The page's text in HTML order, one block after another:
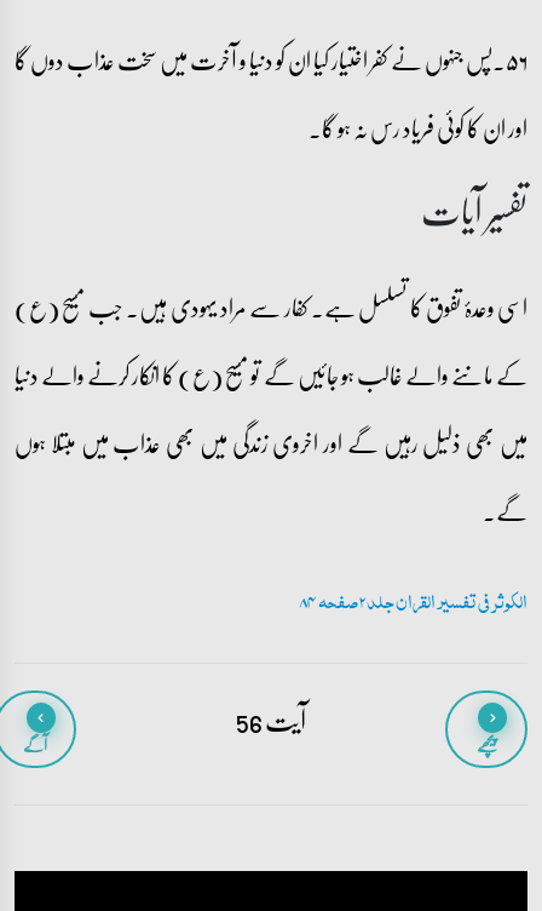
۵۶۔پس جنہوں نے کفر اختیار کیا ان کو دنیا و آخرت میں سخت عذاب دوں گا
اور ان کا کوئی فریاد رس نہ ہو گا۔
تفسیر آیات
اسی وعدۂ تفوق کا تسلسل ہے۔ کفار سے مراد یہودی ہیں۔ جب مسیح (ع)
کے ماننے والے غالب ہو جائیں گے تو مسیح (ع) کا انکار کرنے والے دنیا
میں بھی ذلیل رہیں گے اور اخروی زندگی میں بھی عذاب میں مبتلا ہوں
گے۔
الکوثر فی تفسیر القران جلد 2 صفحہ 84
پیچھے آیت 56 آگے